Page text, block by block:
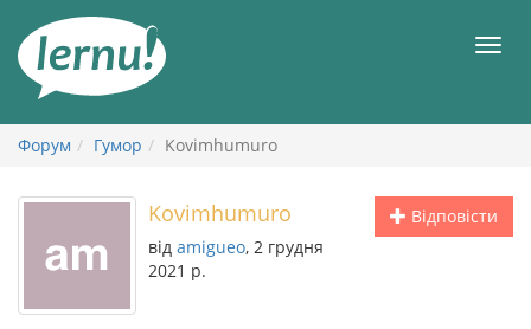
змісту
Форум Гумор Kovimhumuro
Відповісти
Kovimhumuro
від amigueo, 2 грудня
2021 р.